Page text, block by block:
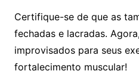
Certifique-se de que as
fechadas e lacradas.
improvisados para seus
fortalecimento muscular!